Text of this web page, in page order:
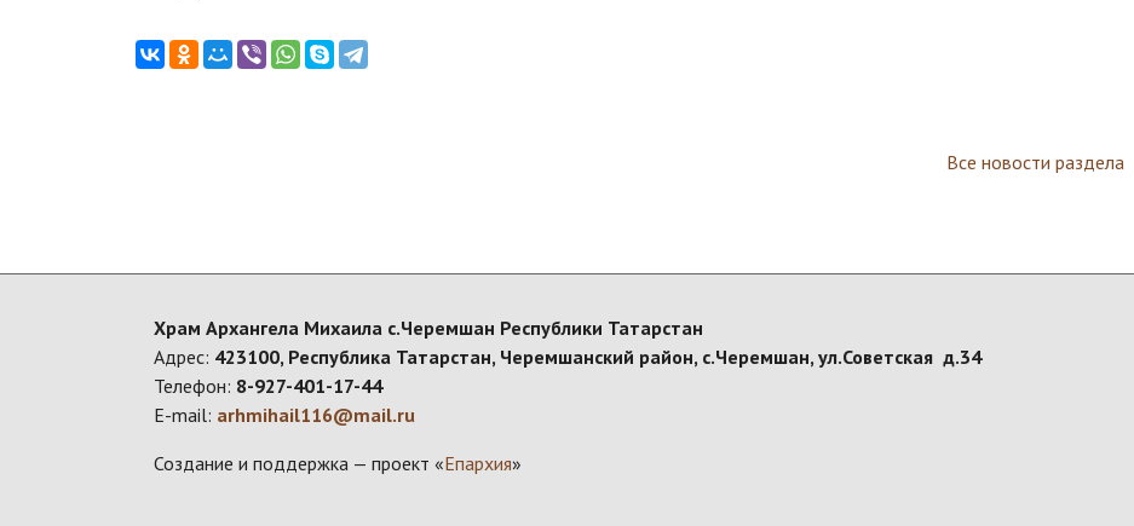
Все новости раздела
Храм Архангела Михаила с.Черемшан Республики Татарстан
Адрес: 423100, Республика Татарстан, Черемшанский район, с.Черемшан, ул.Советская д.34
Телефон: 8-927-401-17-44
E-mail: arhmihail116@mail.ru
Создание и поддержка — проект «Епархия»